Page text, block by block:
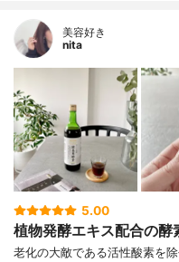
美容好き
nita
5.00
植物発酵エキス配合の酵
老化の大敵である活性酸素を